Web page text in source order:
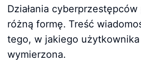
Działania
różną formę. Treść
tego, w jakiego
wymierzona.